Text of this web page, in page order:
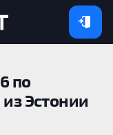
по
Эстонии